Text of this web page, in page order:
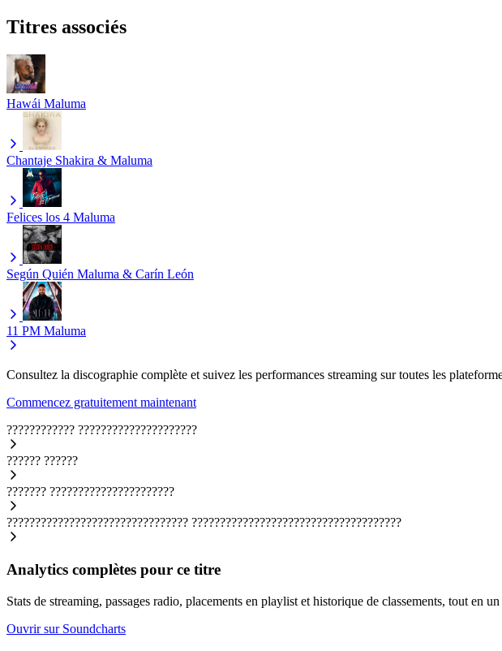
Titres associés
Hawái Maluma
Chantaje Shakira & Maluma
Felices los 4 Maluma
Según Quién Maluma & Carín León
11 PM Maluma
Consultez la discographie complète et suivez les performances streaming sur toutes les
Commencez gratuitement maintenant
???????????? ?????????????????????
?????? ??????
??????? ??????????????????????
???????????????????????????????? ?????????????????????????????????????
Analytics complètes pour ce titre
Stats de streaming, passages radio, placements en playlist et historique de classements, tout en
Ouvrir sur Soundcharts